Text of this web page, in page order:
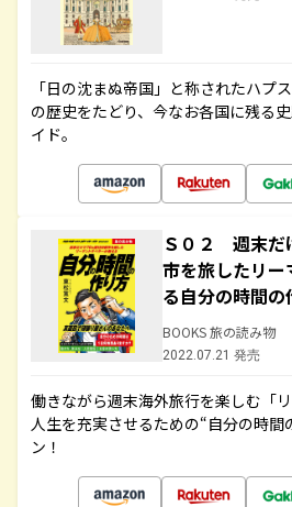
「日の沈まぬ帝国」と称されたハプ
の歴史をたどり、今なお各国に残る
イド。
Ｓ０２ 週末だ
市を旅したリ
る自分の時間の
BOOKS 旅の読み物
2022.07.21 発売
働きながら週末海外旅行を楽しむ「
人生を充実させるための“自分の時間
ン！